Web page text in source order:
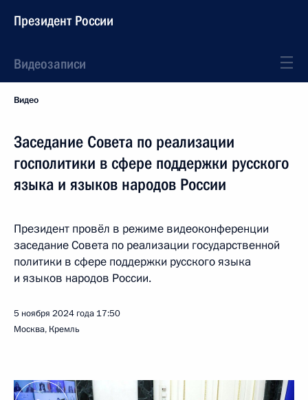
Президент России
Видеозаписи
Видео
Заседание Совета по реализации
госполитики в сфере поддержки русского
языка и языков народов России
Президент провёл в режиме видеоконференции
заседание Совета по реализации государственной
политики в сфере поддержки русского языка
и языков народов России.
5 ноября 2024 года 17:50
Москва, Кремль